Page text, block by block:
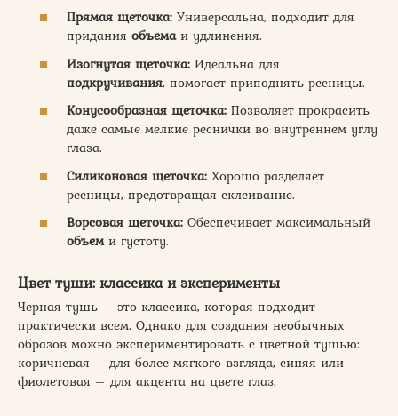
Прямая щеточка: Универсальна, подходит для
придания объемаи удлинения.
Изогнутая щеточка: Идеальна для
подкручивания, помогает приподнять ресницы.
Конусообразная щеточка: Позволяет прокрасить
даже самые мелкие реснички во внутреннем углу
глаза.
Силиконовая щеточка: Хорошо разделяет
ресницы, предотвращая склеивание.
Ворсовая щеточка: Обеспечивает максимальный
объеми густоту.
Цвет туши: классика и эксперименты
Черная тушь – это классика, которая подходит
практически всем. Однако для создания необычных
образов можно экспериментировать с цветной тушью:
коричневая – для более мягкого взгляда, синяя или
фиолетовая – для акцента на цвете глаз.